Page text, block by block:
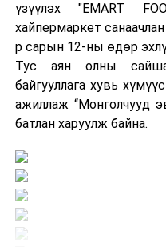
үзүүлэх "EMART
хайпермаркет
р сарын 12-ны өдөр
Тус аян олны
байгууллага хувь
ажиллаж “Монголчууд
батлан харуулж байна.